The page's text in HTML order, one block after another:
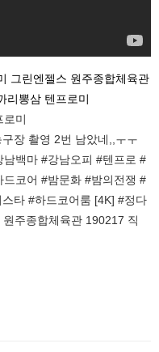
로미
장 촬영 2번 남았네,,ㅜㅜ
백마 #강남오피 #텐프로 #
코어 #밤문화 #밤의전쟁 #
타 #하드코어룸 [4K] #정다
원주종합체육관 190217 직